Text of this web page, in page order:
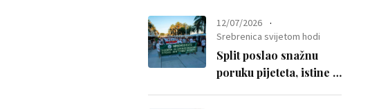
12/07/2026
Srebrenica svijetom hodi
Split poslao snažnu
poruku pijeteta, istine i